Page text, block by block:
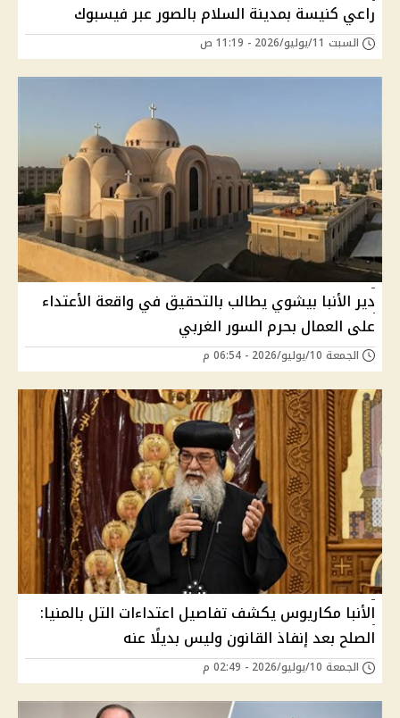
راعي كنيسة بمدينة السلام بالصور عبر فيسبوك
السبت 11/يوليو/2026 - 11:19 ص
دير الأنبا بيشوي يطالب بالتحقيق في واقعة الأعتداء
على العمال بحرم السور الغربي
الجمعة 10/يوليو/2026 - 06:54 م
الأنبا مكاريوس يكشف تفاصيل اعتداءات التل بالمنيا:
الصلح بعد إنفاذ القانون وليس بديلًا عنه
الجمعة 10/يوليو/2026 - 02:49 م